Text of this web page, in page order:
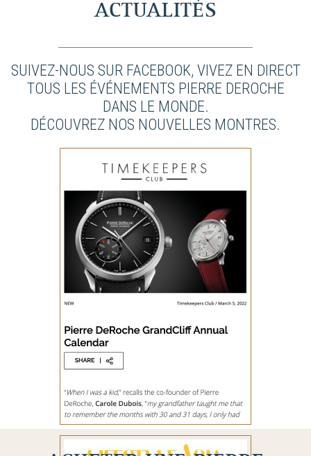
ACTUALITÉS
SUIVEZ-NOUS SUR FACEBOOK, VIVEZ EN DIRECT
TOUS LES ÉVÉNEMENTS PIERRE DEROCHE
DANS LE MONDE.
DÉCOUVREZ NOS NOUVELLES MONTRES.